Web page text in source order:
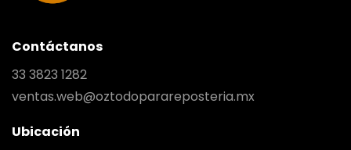
Contáctanos
33 3823 1282
ventas.web@oztodoparareposteria.mx
Ubicación